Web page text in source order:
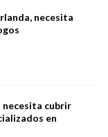
necesita
necesita cubrir
en